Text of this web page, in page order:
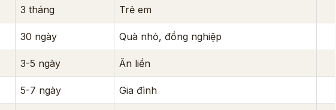
3 tháng Trẻ em
30 ngày Quà nhỏ, đồng nghiệp
3-5 ngày Ăn liền
5-7 ngày Gia đình